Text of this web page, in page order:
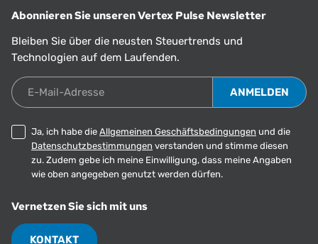
Abonnieren Sie unseren Vertex Pulse Newsletter
Bleiben Sie über die neusten Steuertrends und
Technologien auf dem Laufenden.
E-Mail-Adresse
Ja, ich habe die Allgemeinen Geschäftsbedingungen und die
Datenschutzbestimmungen verstanden und stimme diesen
zu. Zudem gebe ich meine Einwilligung, dass meine Angaben
wie oben angegeben genutzt werden dürfen.
Vernetzen Sie sich mit uns
KONTAKT